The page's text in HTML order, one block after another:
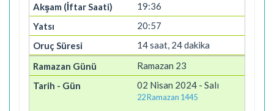
19:36
20:57
14 saat, 24 dakika
Ramazan 23
02 Nisan 2024 - Salı
22 Ramazan 1445